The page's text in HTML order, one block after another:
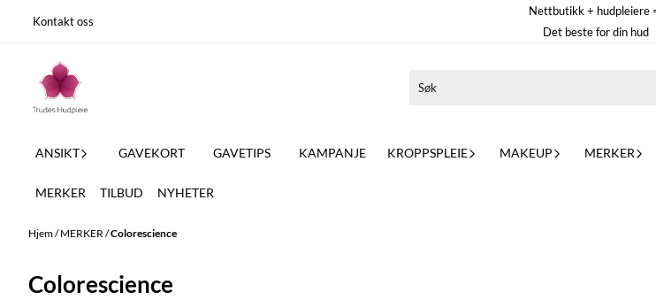
Hopp til innhold
Kontakt oss
Nettbutikk + hudpleiere
Det beste for din hud
ANSIKT GAVEKORT GAVETIPS KAMPANJE KROPPSPLEIE MAKEUP MERKER
MERKER TILBUD NYHETER
Hjem/MERKER /Colorescience
Colorescience